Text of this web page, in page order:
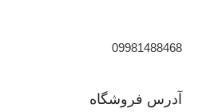
آدرس فروشگاه
09981488468